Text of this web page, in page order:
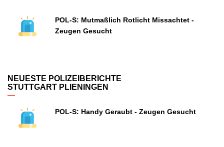
POL-S: Mutmaßlich Rotlicht Missachtet -
Zeugen Gesucht
NEUESTE POLIZEIBERICHTE
STUTTGART PLIENINGEN
POL-S: Handy Geraubt - Zeugen Gesucht